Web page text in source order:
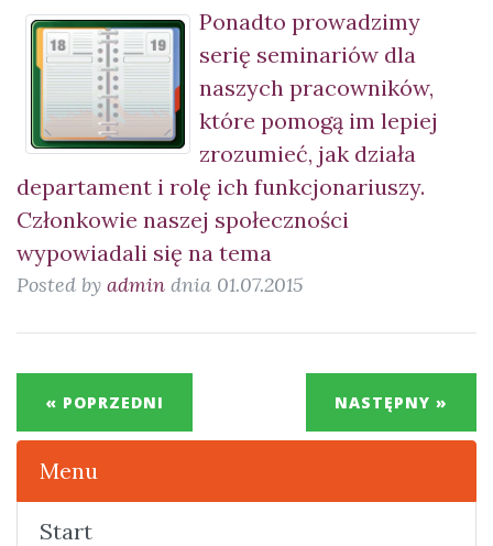
Ponadto prowadzimy
serię seminariów dla
naszych pracowników,
które pomogą im lepiej
zrozumieć, jak działa
departament i rolę ich funkcjonariuszy.
Członkowie naszej społeczności
wypowiadali się na tema
Posted by admin dnia 01.07.2015
« POPRZEDNI NASTĘPNY »
Menu
Start